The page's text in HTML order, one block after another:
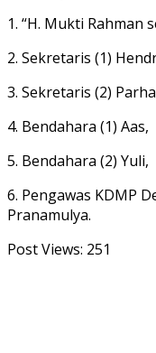
1. “H. Mukti Rahman
2. Sekretaris (1)
3. Sekretaris (2)
4. Bendahara (1) Aas,
5. Bendahara (2) Yuli,
6. Pengawas KDMP
Pranamulya.
Post Views: 251